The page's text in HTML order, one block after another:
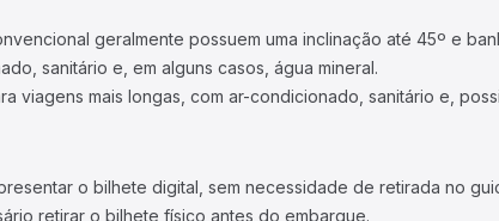
geralmente possuem uma inclinação até 45º e
sanitário e, em alguns casos, água mineral.
viagens mais longas, com ar-condicionado, sanitário e,
o bilhete digital, sem necessidade de retirada no
retirar o bilhete físico antes do embarque.